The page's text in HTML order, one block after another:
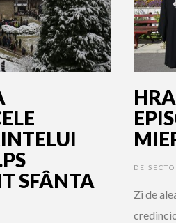
SFÂNTA
DE
Zi de